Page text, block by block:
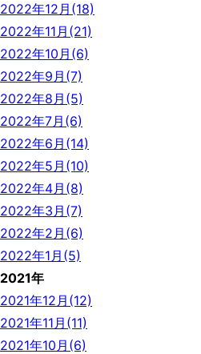
2022年12月(18)
2022年11月(21)
2022年10月(6)
2022年9月(7)
2022年8月(5)
2022年7月(6)
2022年6月(14)
2022年5月(10)
2022年4月(8)
2022年3月(7)
2022年2月(6)
2022年1月(5)
2021年
2021年12月(12)
2021年11月(11)
2021年10月(6)